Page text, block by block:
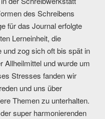
des Schreibens
für das Journal erfolgte
Lerneinheit, die
zog sich oft bis spät in
Allheilmittel und wurde um
Stresses fanden wir
und uns über
Themen zu unterhalten.
super harmonierenden